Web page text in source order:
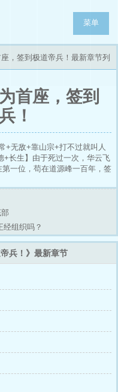
菜单
，签到极道帝兵！最新章节列
首座，签到
！
+无敌+靠山宗+打不过就叫人
+长生】由于死过一次，华云飞
一位，苟在道源峰一百年，签
沌钟】…………黑暗血时代来
宗借走了一百件极道帝兵，昂
空大吼：“谁敢与本尊一战？”
，靠山宗有多苟，一直在隐藏
经组织吗？
兵！》最新章节